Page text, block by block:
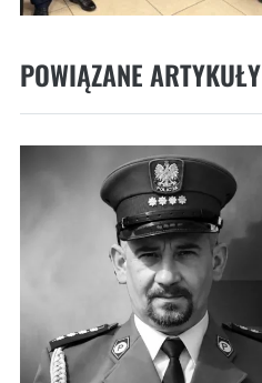
POWIĄZANE ARTYKUŁY